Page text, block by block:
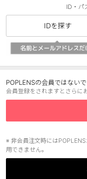
ブルー
透明
ハロウィンカラコン
ケア用品
レビュー
総合掲示板
ID・パ
IDを探す
POPLENSの会員ではないで
会員登録をされますとさらに
※ 非会員注文時には
用できません。